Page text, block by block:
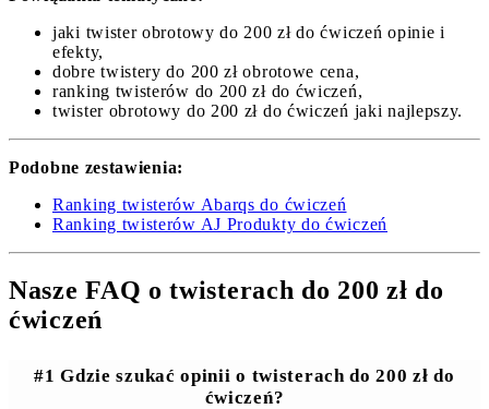
jaki twister obrotowy do 200 zł do ćwiczeń opinie i
efekty,
dobre twistery do 200 zł obrotowe cena,
ranking twisterów do 200 zł do ćwiczeń,
twister obrotowy do 200 zł do ćwiczeń jaki najlepszy.
Podobne zestawienia:
Ranking twisterów Abarqs do ćwiczeń
Ranking twisterów AJ Produkty do ćwiczeń
Nasze FAQ o twisterach do 200 zł do
ćwiczeń
#1 Gdzie szukać opinii o twisterach do 200 zł do
ćwiczeń?